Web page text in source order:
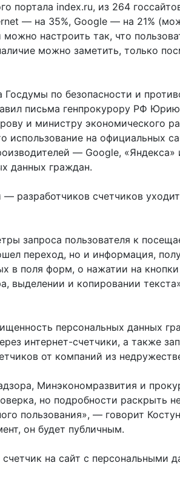
портала index.ru, из 264
— на 35%, Google — на 21%
настроить так, что
можно заметить, только
Госдумы по безопасности и
письма генпрокурору РФ Юрию
и министру экономического
использование на официальных
— Google,
данных граждан.
разработчиков счетчиков
запроса пользователя к
переход, но и информация,
в поля форм, о нажатии на
выделении и копировании
персональных данных
интернет-счетчики, а также
от компаний из
Минэкономразвития и
но подробности раскрыть
пользования», — говорит
он будет публичным.
счетчик на сайт с персональными